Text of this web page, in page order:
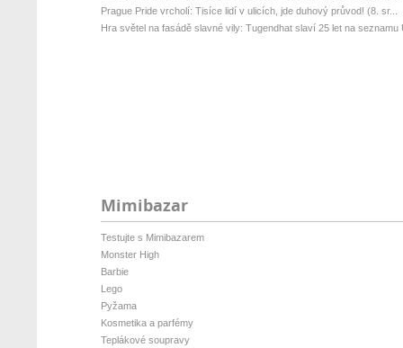
Prague Pride vrcholí: Tisíce lidí v ulicích, jde duhový průvod! (8. sr...
Hra světel na fasádě slavné vily: Tugendhat slaví 25 let na seznamu
Mimibazar
Testujte s Mimibazarem
Monster High
Barbie
Lego
Pyžama
Kosmetika a parfémy
Teplákové soupravy